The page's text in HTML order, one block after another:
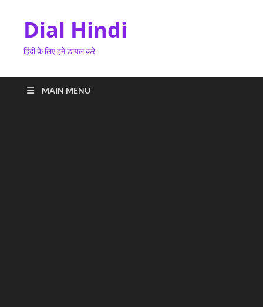
Dial Hindi
हिंदी के लिए हमे डायल करे
MAIN MENU